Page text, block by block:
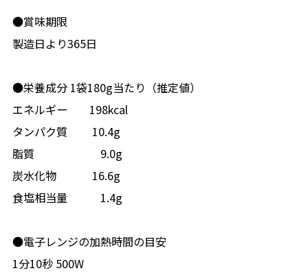
●賞味期限
製造日より365日
●栄養成分 1袋180g当たり（推定値）
エネルギー 198kcal
タンパク質 10.4g
脂質 9.0g
炭水化物 16.6g
食塩相当量 1.4g
●電子レンジの加熱時間の目安
1分10秒 500W